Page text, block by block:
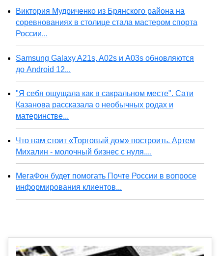
Виктория Мудриченко из Брянского района на
соревнованиях в столице стала мастером спорта
России...
Samsung Galaxy A21s, A02s и A03s обновляются
до Android 12...
"Я себя ощущала как в сакральном месте". Сати
Казанова рассказала о необычных родах и
материнстве...
Что нам стоит «Торговый дом» построить. Артем
Михалин - молочный бизнес с нуля....
МегаФон будет помогать Почте России в вопросе
информирования клиентов...